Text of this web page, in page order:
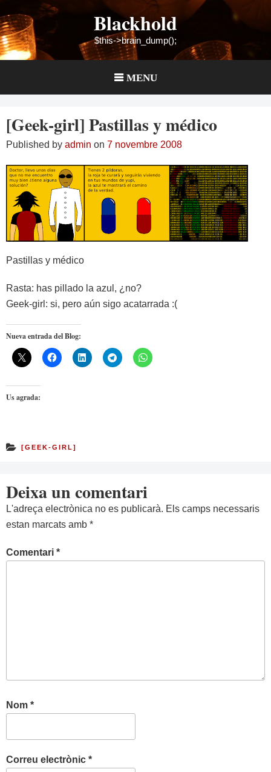
to
content
Blackhold
$this->brain_dump();
MENU
[Geek-girl] Pastillas y médico
Published by admin on 7 novembre 2008
Pastillas y médico
Rasta: has pillado la azul, ¿no?
Geek-girl: si, pero aún sigo acatarrada :(
Nueva entrada del Blog:
Us agrada:
[GEEK-GIRL]
Deixa un comentari
L'adreça electrònica no es publicarà. Els camps necessaris
estan marcats amb *
Comentari *
Nom *
Correu electrònic *